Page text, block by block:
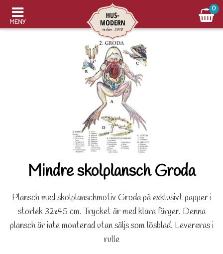
MENY
0
Mindre skolplansch Groda
Plansch med skolplanschmotiv Groda på exklusivt papper i
storlek 32x45 cm. Trycket är med klara färger. Denna
plansch är inte monterad utan säljs som lösblad. Levereras i
rulle